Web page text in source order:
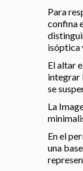
Para
confina
isóptica
El altar
integrar
se
La
En el
una